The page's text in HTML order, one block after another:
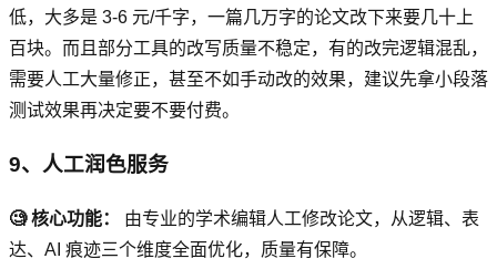
低，大多是 3-6 元/千字，一篇几万字的论文改下来要几十上
百块。而且部分工具的改写质量不稳定，有的改完逻辑混乱，
需要人工大量修正，甚至不如手动改的效果，建议先拿小段落
测试效果再决定要不要付费。
9、人工润色服务
🧐 核心功能：
由专业的学术编辑人工修改论文，从逻辑、表
达、AI 痕迹三个维度全面优化，质量有保障。